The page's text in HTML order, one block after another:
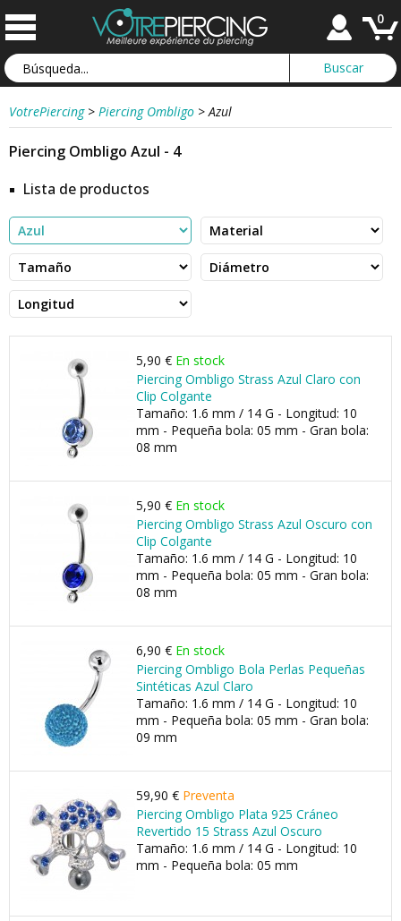
0
VotrePiercing > Piercing Ombligo > Azul
Piercing Ombligo Azul - 4
Lista de productos
5,90 € En stock
Piercing Ombligo Strass Azul Claro con
Clip Colgante
Tamaño: 1.6 mm / 14 G - Longitud: 10
mm - Pequeña bola: 05 mm - Gran bola:
08 mm
5,90 € En stock
Piercing Ombligo Strass Azul Oscuro con
Clip Colgante
Tamaño: 1.6 mm / 14 G - Longitud: 10
mm - Pequeña bola: 05 mm - Gran bola:
08 mm
6,90 € En stock
Piercing Ombligo Bola Perlas Pequeñas
Sintéticas Azul Claro
Tamaño: 1.6 mm / 14 G - Longitud: 10
mm - Pequeña bola: 05 mm - Gran bola:
09 mm
59,90 € Preventa
Piercing Ombligo Plata 925 Cráneo
Revertido 15 Strass Azul Oscuro
Tamaño: 1.6 mm / 14 G - Longitud: 10
mm - Pequeña bola: 05 mm